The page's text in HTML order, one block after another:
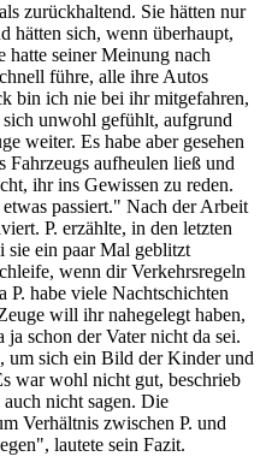
zurückhaltend. Sie hätten nur
hätten sich, wenn überhaupt,
hatte seiner Meinung nach
führe, alle ihre Autos
bin ich nie bei ihr mitgefahren,
unwohl gefühlt, aufgrund
weiter. Es habe aber gesehen
aufheulen ließ und
ihr ins Gewissen zu reden.
passiert." Nach der Arbeit
P. erzählte, in den letzten
sie ein paar Mal geblitzt
wenn dir Verkehrsregeln
P. habe viele Nachtschichten
will ihr nahegelegt haben,
schon der Vater nicht da sei.
um sich ein Bild der Kinder und
war wohl nicht gut, beschrieb
nicht sagen. Die
Verhältnis zwischen P. und
lautete sein Fazit.